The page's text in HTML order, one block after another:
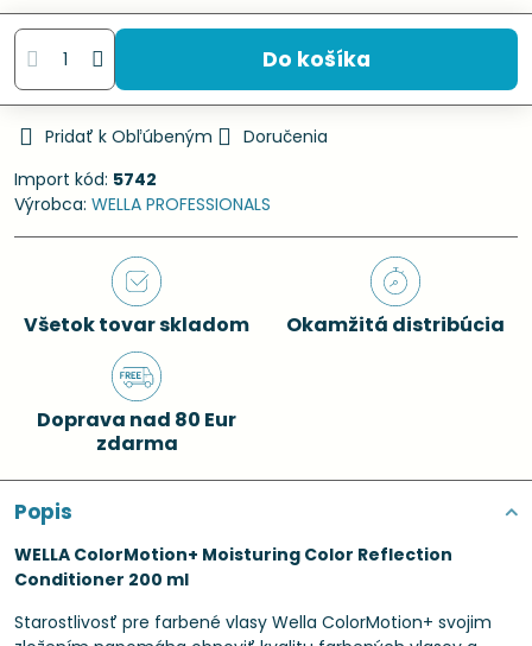
Do košíka
Pridať k Obľúbeným
Doručenia
Import kód: 5742
Výrobca: WELLA PROFESSIONALS
Všetok tovar skladom Okamžitá distribúcia
Doprava nad 80 Eur
zdarma
Popis
WELLA ColorMotion+ Moisturing Color Reflection
Conditioner 200 ml
Starostlivosť pre farbené vlasy Wella ColorMotion+ svojim